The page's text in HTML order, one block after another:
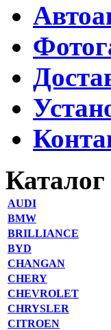
AUDI
BMW
BRILLIANCE
BYD
CHANGAN
CHERY
CHEVROLET
CHRYSLER
CITROEN